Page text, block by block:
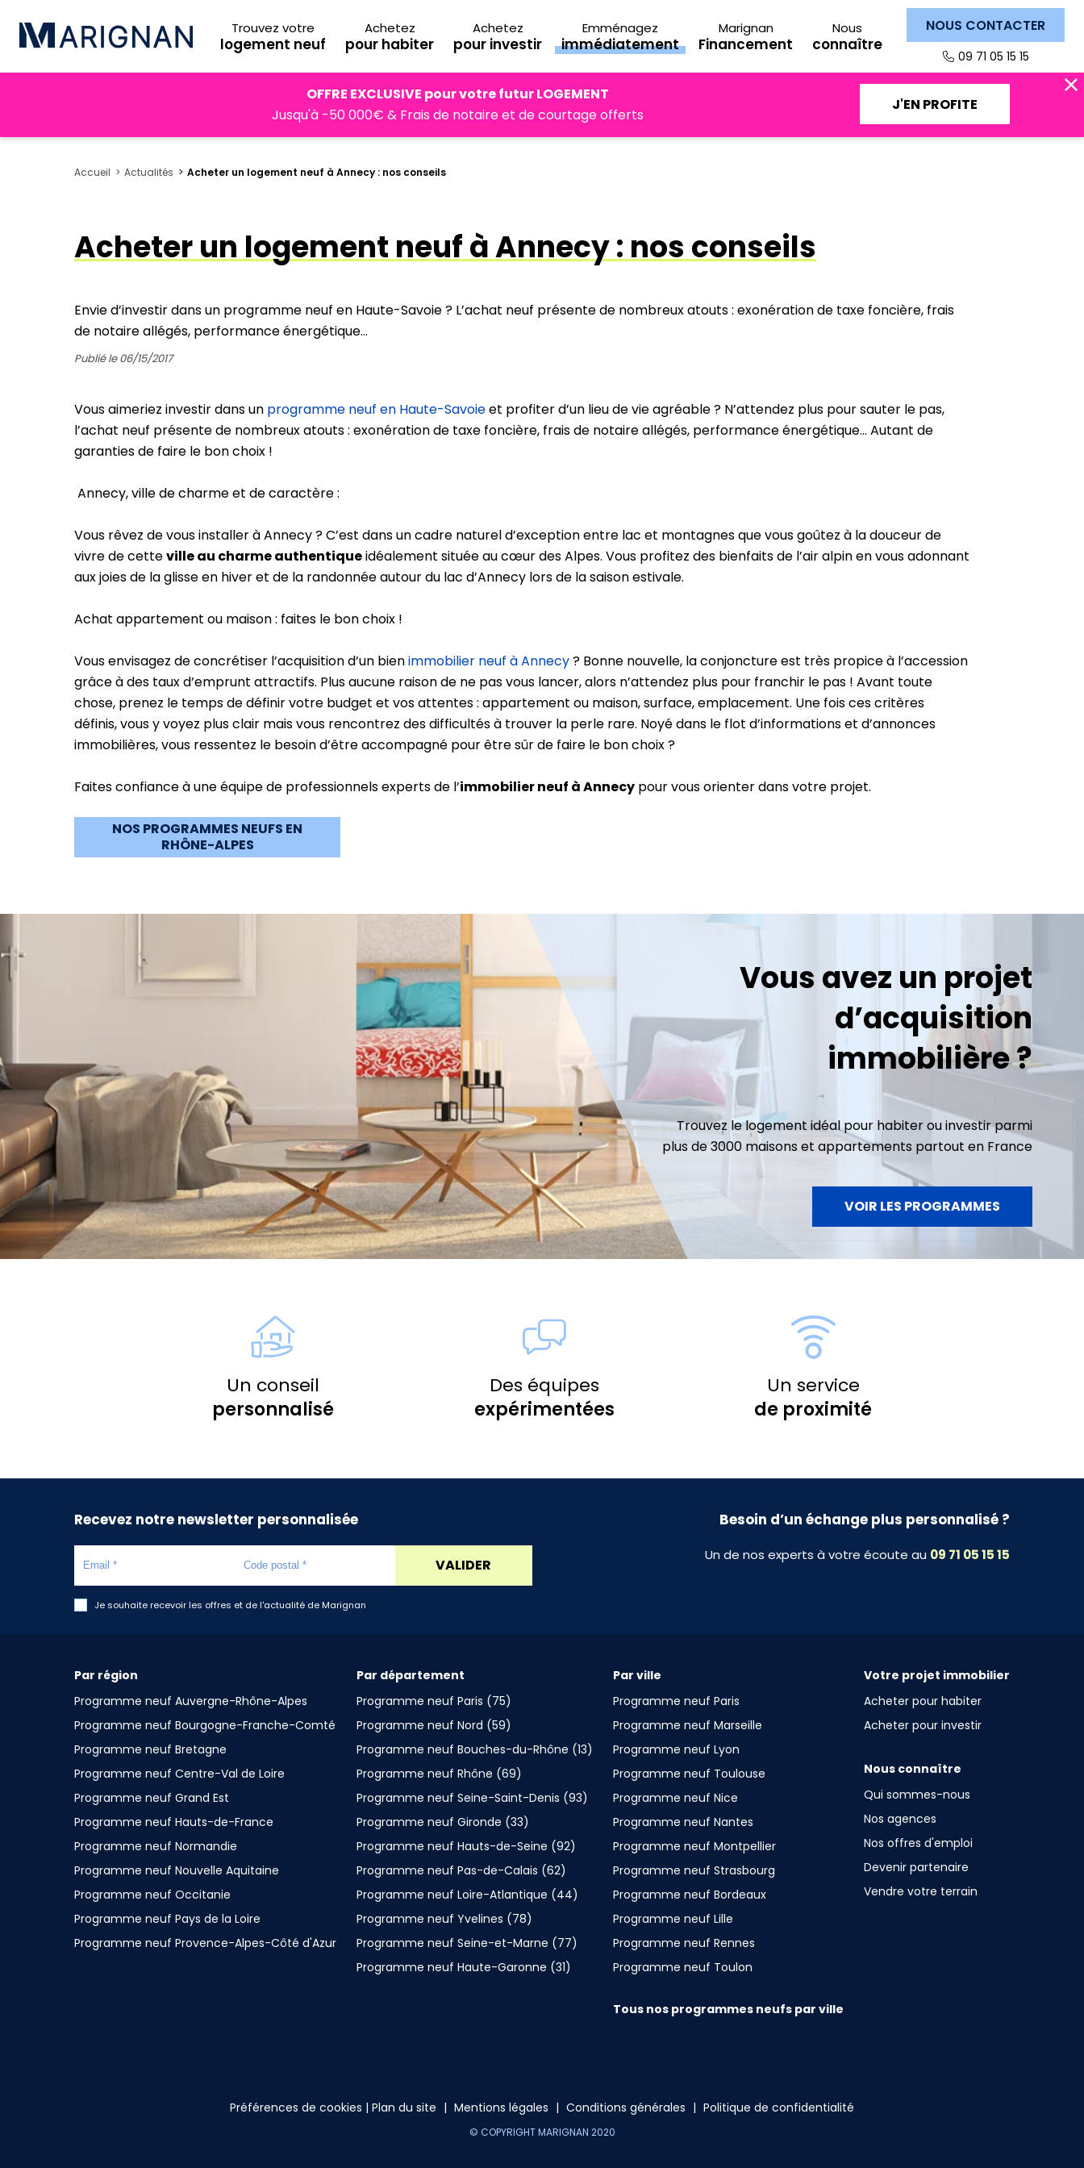
Trouvez votre
logement neuf
Achetez
pour habiter
Achetez
pour investir
Emménagez
immédiatement
Marignan
Financement
Nous
connaître
NOUS CONTACTER
09 71 05 15 15
OFFRE EXCLUSIVE pour votre futur LOGEMENT
Jusqu'à -50 000€ & Frais de notaire et de courtage offerts
J'EN PROFITE
Accueil Actualités Acheter un logement neuf à Annecy : nos conseils
Acheter un logement neuf à Annecy : nos conseils
Envie d’investir dans un programme neuf en Haute-Savoie ? L’achat neuf présente de nombreux atouts : exonération de taxe foncière, frais
de notaire allégés, performance énergétique…
Publié le 06/15/2017
Vous aimeriez investir dans un programme neuf en Haute-Savoieet profiter d’un lieu de vie agréable ? N’attendez plus pour sauter le pas,
l’achat neuf présente de nombreux atouts : exonération de taxe foncière, frais de notaire allégés, performance énergétique… Autant de
garanties de faire le bon choix !
Annecy, ville de charme et de caractère :
Vous rêvez de vous installer à Annecy ? C’est dans un cadre naturel d’exception entre lac et montagnes que vous goûtez à la douceur de
vivre de cetteville au charme authentiqueidéalement située au cœur des Alpes. Vous profitez des bienfaits de l’air alpin en vous adonnant
aux joies de la glisse en hiver et de la randonnée autour du lac d’Annecy lors de la saison estivale.
Achat appartement ou maison : faites le bon choix !
Vous envisagez de concrétiser l’acquisition d’un bienimmobilier neuf à Annecy? Bonne nouvelle, la conjoncture est très propice à l’accession
grâce à des taux d’emprunt attractifs. Plus aucune raison de ne pas vous lancer, alors n’attendez plus pour franchir le pas ! Avant toute
chose, prenez le temps de définir votre budget et vos attentes : appartement ou maison, surface, emplacement. Une fois ces critères
définis, vous y voyez plus clair mais vous rencontrez des difficultés à trouver la perle rare. Noyé dans le flot d’informations et d’annonces
immobilières, vous ressentez le besoin d’être accompagné pour être sûr de faire le bon choix ?
Faites confiance à une équipe de professionnels experts de l’immobilier neuf à Annecy pour vous orienter dans votre projet.
NOS PROGRAMMES NEUFS EN
RHÔNE-ALPES
Vous avez un projet
d’acquisition
immobilière ?
Trouvez le logement idéal pour habiter ou investir parmi
plus de 3000 maisons et appartements partout en France
VOIR LES PROGRAMMES
Un conseil
personnalisé
Des équipes
expérimentées
Un service
de proximité
Recevez notre newsletter personnalisée
VALIDER
Je souhaite recevoir les offres et de l'actualité de Marignan
Besoin d’un échange plus personnalisé ?
Un de nos experts à votre écoute au 09 71 05 15 15
Par région
Programme neuf Auvergne-Rhône-Alpes
Programme neuf Bourgogne-Franche-Comté
Programme neuf Bretagne
Programme neuf Centre-Val de Loire
Programme neuf Grand Est
Programme neuf Hauts-de-France
Programme neuf Normandie
Programme neuf Nouvelle Aquitaine
Programme neuf Occitanie
Programme neuf Pays de la Loire
Programme neuf Provence-Alpes-Côté d'Azur
Par département
Programme neuf Paris (75)
Programme neuf Nord (59)
Programme neuf Bouches-du-Rhône (13)
Programme neuf Rhône (69)
Programme neuf Seine-Saint-Denis (93)
Programme neuf Gironde (33)
Programme neuf Hauts-de-Seine (92)
Programme neuf Pas-de-Calais (62)
Programme neuf Loire-Atlantique (44)
Programme neuf Yvelines (78)
Programme neuf Seine-et-Marne (77)
Programme neuf Haute-Garonne (31)
Par ville
Programme neuf Paris
Programme neuf Marseille
Programme neuf Lyon
Programme neuf Toulouse
Programme neuf Nice
Programme neuf Nantes
Programme neuf Montpellier
Programme neuf Strasbourg
Programme neuf Bordeaux
Programme neuf Lille
Programme neuf Rennes
Programme neuf Toulon
Tous nos programmes neufs par ville
Votre projet immobilier
Acheter pour habiter
Acheter pour investir
Nous connaître
Qui sommes-nous
Nos agences
Nos offres d'emploi
Devenir partenaire
Vendre votre terrain
Préférences de cookies | Plan du site | Mentions légales | Conditions générales | Politique de confidentialité
© COPYRIGHT MARIGNAN 2020